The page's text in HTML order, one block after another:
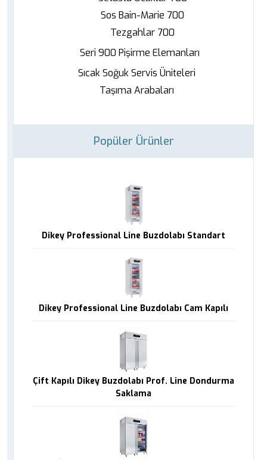
Sos Bain-Marie 700
Tezgahlar 700
Seri 900 Pişirme Elemanları
Sıcak Soğuk Servis Üniteleri
Taşıma Arabaları
Popüler Ürünler
Dikey Professional Line Buzdolabı Standart
Dikey Professional Line Buzdolabı Cam Kapılı
Çift Kapılı Dikey Buzdolabı Prof. Line Dondurma
Saklama